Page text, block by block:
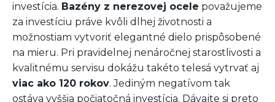
investícia. Bazény z nerezovej ocele považujeme
za investíciu práve kvôli dlhej životnosti a
možnostiam vytvoriť elegantné dielo prispôsobené
na mieru. Pri pravidelnej nenáročnej starostlivosti a
kvalitnému servisu dokážu takéto telesá vytrvať aj
viac ako 120 rokov. Jediným negatívom tak
ostáva vyššia počiatočná investícia. Dávajte si preto